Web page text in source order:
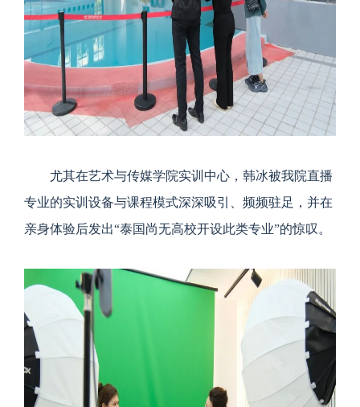
尤其在艺术与传媒学院实训中心，韩冰被我院直播
专业的实训设备与课程模式深深吸引、频频驻足，并在
亲身体验后发出“泰国尚无高校开设此类专业”的惊叹。